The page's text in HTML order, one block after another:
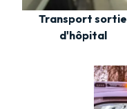
Transport sortie
d'hôpital